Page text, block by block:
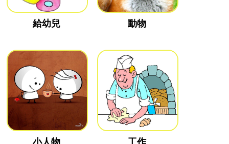
給幼兒 動物